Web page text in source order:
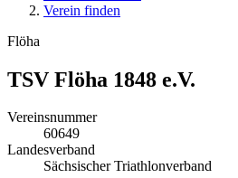
Verein finden
Flöha
TSV Flöha 1848 e.V.
Vereinsnummer
60649
Landesverband
Sächsischer Triathlonverband